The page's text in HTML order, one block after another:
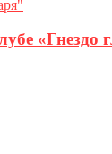
«Гнездо